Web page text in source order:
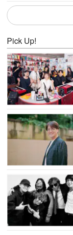
Pick Up!